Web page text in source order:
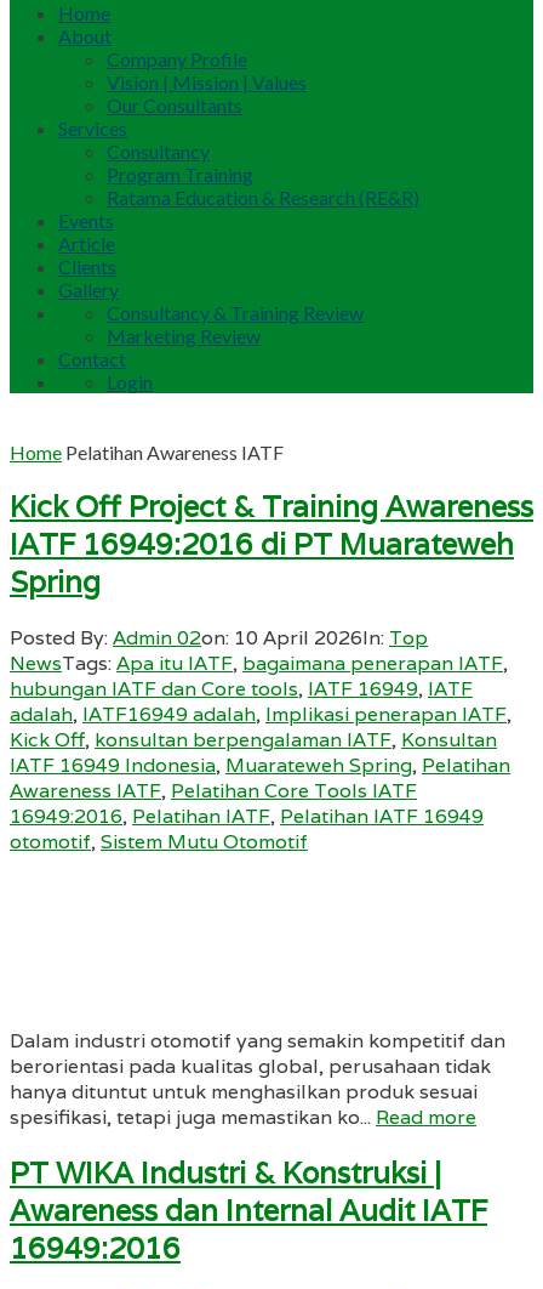
Home
About
Company Profile
Vision | Mission | Values
Our Consultants
Services
Consultancy
Program Training
Ratama Education & Research (RE&R)
Events
Article
Clients
Gallery
Consultancy & Training Review
Marketing Review
Contact
Login
Home Pelatihan Awareness IATF
Kick Off Project & Training Awareness
IATF 16949:2016 di PT Muarateweh
Spring
Posted By:Admin 02on: 10 April 2026In: Top
NewsTags:Apa itu IATF, bagaimana penerapan IATF,
hubungan IATF dan Core tools, IATF 16949, IATF
adalah, IATF16949 adalah, Implikasi penerapan IATF,
Kick Off, konsultan berpengalaman IATF, Konsultan
IATF 16949 Indonesia, Muarateweh Spring, Pelatihan
Awareness IATF, Pelatihan Core Tools IATF
16949:2016, Pelatihan IATF, Pelatihan IATF 16949
otomotif,Sistem Mutu Otomotif
Dalam industri otomotif yang semakin kompetitif dan
berorientasi pada kualitas global, perusahaan tidak
hanya dituntut untuk menghasilkan produk sesuai
spesifikasi, tetapi juga memastikan ko... Read more
PT WIKA Industri & Konstruksi |
Awareness dan Internal Audit IATF
16949:2016